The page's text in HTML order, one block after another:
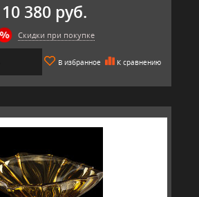
10 380 руб.
Скидки при покупке
В избранное К сравнению